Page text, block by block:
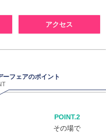
アクセス
ーフェアのポイント
POINT.2
その場で